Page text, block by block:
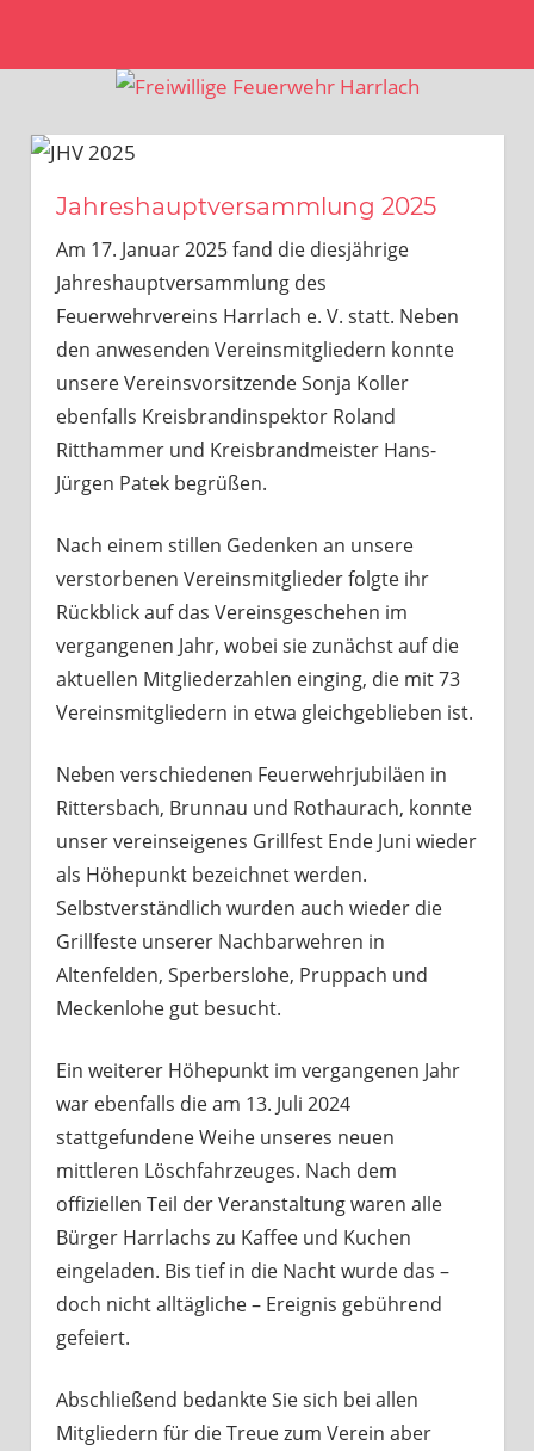
Freiwillige
Harrlach
Jahreshauptversammlung 2025
Am 17. Januar 2025 fand die diesjährige
Jahreshauptversammlung des
Feuerwehrvereins Harrlach e. V. statt. Neben
den anwesenden Vereinsmitgliedern konnte
unsere Vereinsvorsitzende Sonja Koller
ebenfalls Kreisbrandinspektor Roland
Ritthammer und Kreisbrandmeister Hans-
Jürgen Patek begrüßen.
Nach einem stillen Gedenken an unsere
verstorbenen Vereinsmitglieder folgte ihr
Rückblick auf das Vereinsgeschehen im
vergangenen Jahr, wobei sie zunächst auf die
aktuellen Mitgliederzahlen einging, die mit 73
Vereinsmitgliedern in etwa gleichgeblieben ist.
Neben verschiedenen Feuerwehrjubiläen in
Rittersbach, Brunnau und Rothaurach, konnte
unser vereinseigenes Grillfest Ende Juni wieder
als Höhepunkt bezeichnet werden.
Selbstverständlich wurden auch wieder die
Grillfeste unserer Nachbarwehren in
Altenfelden, Sperberslohe, Pruppach und
Meckenlohe gut besucht.
Ein weiterer Höhepunkt im vergangenen Jahr
war ebenfalls die am 13. Juli 2024
stattgefundene Weihe unseres neuen
mittleren Löschfahrzeuges. Nach dem
offiziellen Teil der Veranstaltung waren alle
Bürger Harrlachs zu Kaffee und Kuchen
eingeladen. Bis tief in die Nacht wurde das –
doch nicht alltägliche – Ereignis gebührend
gefeiert.
Abschließend bedankte Sie sich bei allen
Mitgliedern für die Treue zum Verein aber